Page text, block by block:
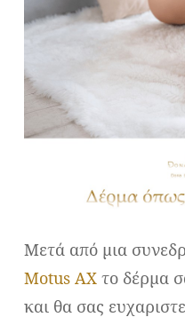
Μετά από μια
Motus AXτο δέρμα
και θα σας